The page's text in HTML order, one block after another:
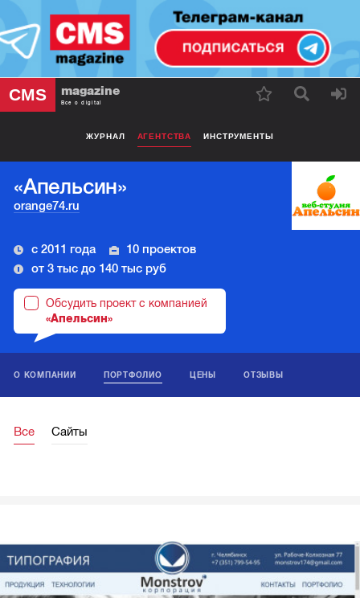
CMS magazine
Все о digital
ЖУРНАЛ АГЕНТСТВА ИНСТРУМЕНТЫ
«Апельсин»
orange74.ru
с 2011 года
10 проектов
от 3 тыс до 140 тыс руб
Обсудить проект с компанией
«Апельсин»
О КОМПАНИИ ПОРТФОЛИО ЦЕНЫ ОТЗЫВЫ
Все Сайты